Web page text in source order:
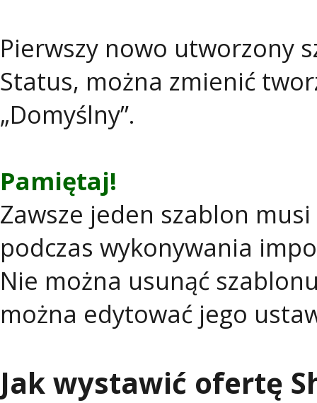
Pierwszy nowo utworzony
Status, można zmienić
„Domyślny”.
Pamiętaj!
Zawsze jeden szablon
podczas wykonywania
Nie można usunąć
można edytować jego
Jak wystawić ofertę